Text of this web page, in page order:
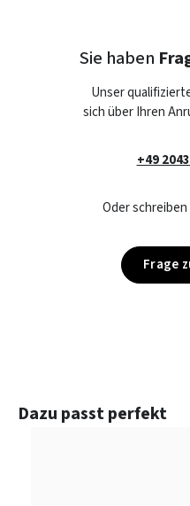
Sie haben
Unser
sich über Ihren
+49
Oder schreiben
Frage
Produktgalerie überspringen
Dazu passt perfekt